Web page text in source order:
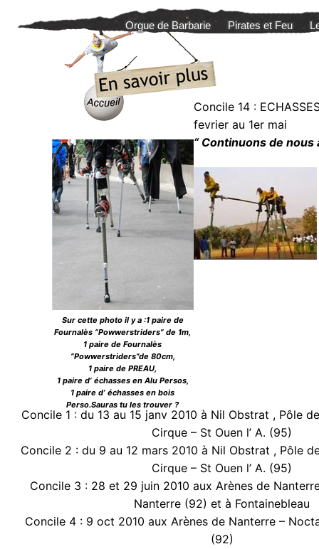
Orgue de Barbarie Pirates et Feu
Sur cette photo il y a :1 paire de
Fournalès “Powwerstriders” de 1m,
1 paire de Fournalès
“Powwerstriders”de 80cm,
1 paire de PREAU,
1 paire d’ échasses en Alu Persos,
1 paire d’ échasses en bois
Perso.Sauras tu les trouver ?
Concile 1 : du 13 au 15 janv 2010 à Nil Obstrat , Pôle
Cirque – St Ouen l’ A. (95)
Concile 2 : du 9 au 12 mars 2010 à Nil Obstrat , Pôle
Cirque – St Ouen l’ A. (95)
Concile 3 : 28 et 29 juin 2010 aux Arènes de
Nanterre (92) et à Fontainebleau
Concile 4 : 9 oct 2010 aux Arènes de Nanterre –
(92)
Concile 14 :
fevrier au 1er mai
“ Continuons de nous